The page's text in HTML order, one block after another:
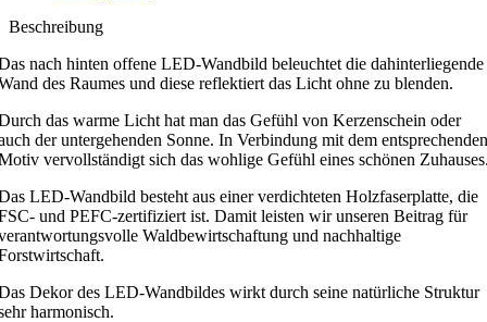
Beschreibung
nach hinten offene LED-Wandbild beleuchtet die dahinterliegende
des Raumes und diese reflektiert das Licht ohne zu blenden.
das warme Licht hat man das Gefühl von Kerzenschein oder
der untergehenden Sonne. In Verbindung mit dem entsprechenden
vervollständigt sich das wohlige Gefühl eines schönen
LED-Wandbild besteht aus einer verdichteten Holzfaserplatte, die
und PEFC-zertifiziert ist. Damit leisten wir unseren Beitrag für
Waldbewirtschaftung und nachhaltige
Dekor des LED-Wandbildes wirkt durch seine natürliche Struktur
harmonisch.